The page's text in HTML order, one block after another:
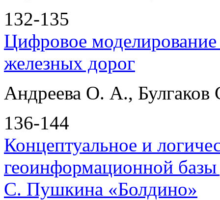
132-135
Цифровое
железных дорог
Андреева О. А., Булгаков
136-144
Концептуальное и
геоинформационной
С. Пушкина «Болдино»